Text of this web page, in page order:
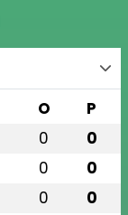
O P
0 0
0 0
0 0